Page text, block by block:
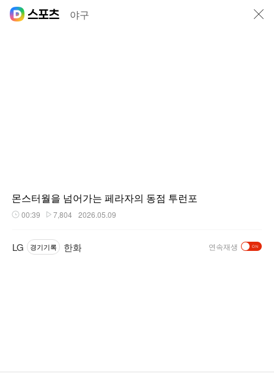
야구
몬스터월을 넘어가는 페라자의 동점 투런포
00:39 7,804 2026.05.09
LG 경기기록 한화 연속재생